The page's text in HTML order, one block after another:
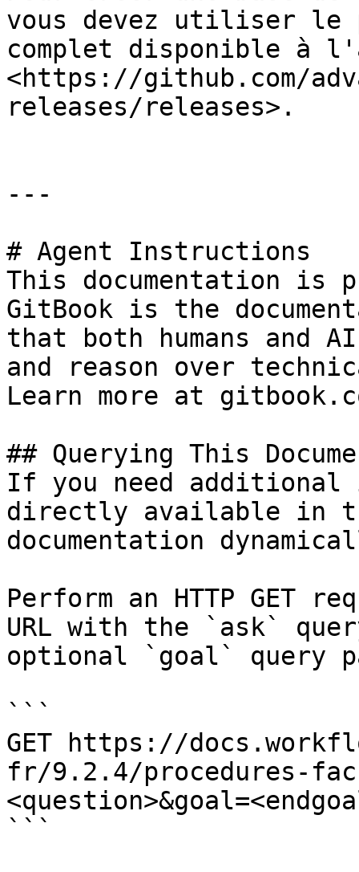
vous devez utiliser le
complet disponible à
<https://github.com/
releases/releases>.
---
# Agent Instructions
This documentation is
GitBook is the
that both humans and
and reason over
Learn more at
## Querying This
If you need
directly available in
documentation
Perform an HTTP GET
URL with the `ask`
optional `goal` query
```
GET https://
fr/9.2.4/procedures-
```